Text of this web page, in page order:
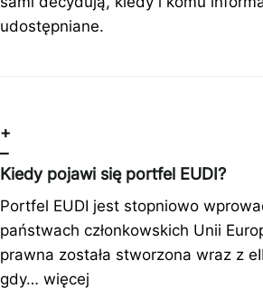
udostępniane.
+
–
Kiedy pojawi się portfel EUDI?
Portfel EUDI jest stopniowo
państwach członkowskich Unii
prawna została stworzona wraz z
gdy… więcej